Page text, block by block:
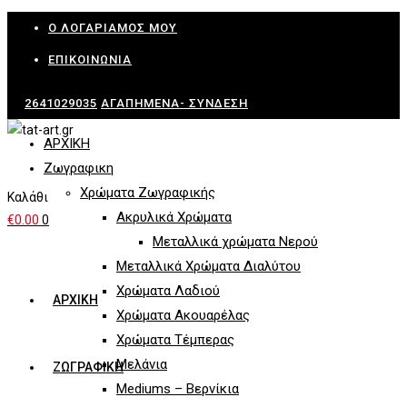
content
Ο ΛΟΓΑΡΙΑΜΌΣ ΜΟΥ
ΕΠΙΚΟΙΝΩΝΊΑ
2641029035 ΑΓΑΠΗΜΈΝΑ- ΣΎΝΔΕΣΗ
Καλάθι
€0.00 0
ΑΡΧΙΚΗ
ΖΩΓΡΑΦΙΚΗ
ΑΡΧΙΚΗ
Ζωγραφικη
Χρώματα Ζωγραφικής
Ακρυλικά Χρώματα
Μεταλλικά χρώματα Νερού
Μεταλλικά Χρώματα Διαλύτου
Χρώματα Λαδιού
Χρώματα Ακουαρέλας
Χρώματα Τέμπερας
Μελάνια
Mediums – Βερνίκια